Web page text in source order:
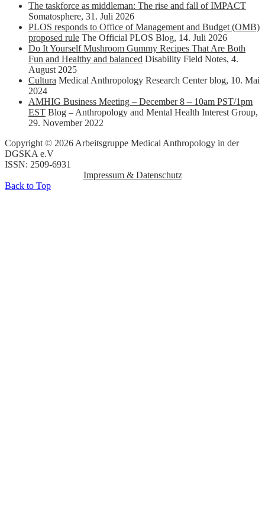
The taskforce as middleman: The rise and fall of IMPACT
Somatosphere, 31. Juli 2026
PLOS responds to Office of Management and Budget (OMB)
proposed rule The Official PLOS Blog, 14. Juli 2026
Do It Yourself Mushroom Gummy Recipes That Are Both
Fun and Healthy and balanced Disability Field Notes, 4.
August 2025
Cultura Medical Anthropology Research Center blog, 10. Mai
2024
AMHIG Business Meeting – December 8 – 10am PST/1pm
EST Blog – Anthropology and Mental Health Interest Group,
29. November 2022
Copyright © 2026 Arbeitsgruppe Medical Anthropology in der
DGSKA e.V
ISSN: 2509-6931
Impressum & Datenschutz
Back to Top